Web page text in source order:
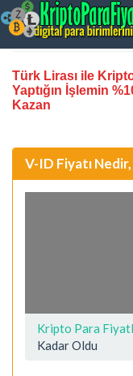
Türk Lirası ile
Yaptığın İşlemin
Kazan
V-ID Fiyatı
Kripto Para
Kadar Oldu